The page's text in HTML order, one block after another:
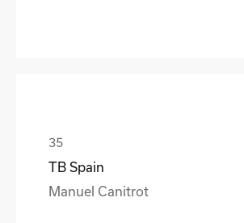
TB Spain
Manuel Canitrot